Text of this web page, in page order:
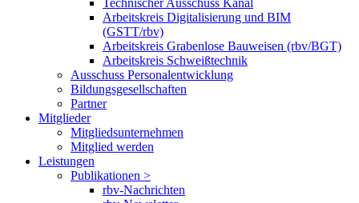
Technischer Ausschuss Kanal
Arbeitskreis Digitalisierung und BIM
(GSTT/rbv)
Arbeitskreis Grabenlose Bauweisen (rbv/BGT)
Arbeitskreis Schweißtechnik
Ausschuss Personalentwicklung
Bildungsgesellschaften
Partner
Mitglieder
Mitgliedsunternehmen
Mitglied werden
Leistungen
Publikationen >
rbv-Nachrichten